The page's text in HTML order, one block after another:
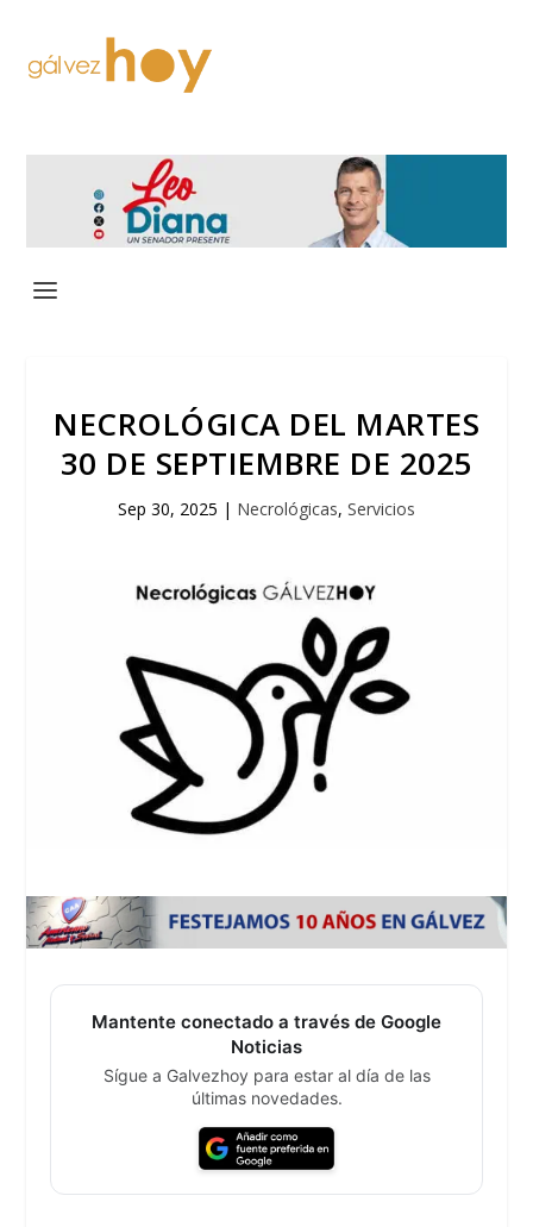
NECROLÓGICA DEL MARTES
30 DE SEPTIEMBRE DE 2025
Sep 30, 2025 | Necrológicas, Servicios
Mantente conectado a través de Google
Noticias
Sígue a Galvezhoy para estar al día de las
últimas novedades.